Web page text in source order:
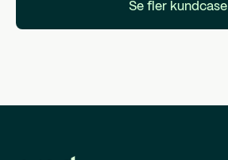
Se fler kundcase